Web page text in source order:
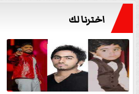
اخترنا لك